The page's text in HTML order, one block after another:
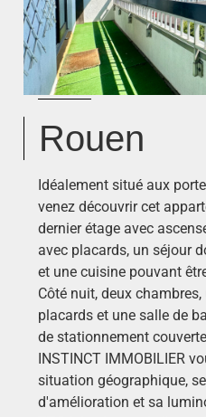
Rouen
Idéalement situé aux
venez découvrir cet
dernier étage avec
avec placards, un séjour
et une cuisine pouvant
Côté nuit, deux
placards et une salle de
de stationnement
INSTINCT IMMOBILIER
situation géographique,
d'amélioration et sa